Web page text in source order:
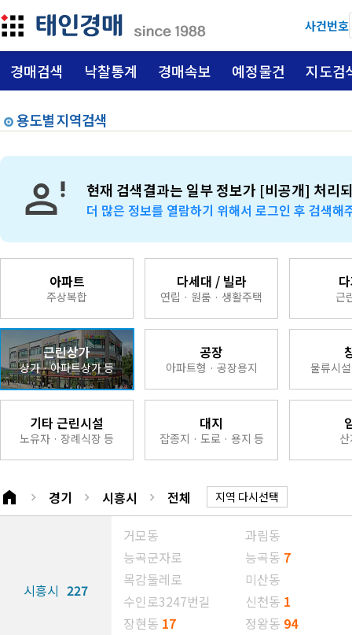
사건번호
경매검색 낙찰통계 경매속보 예정물건 지도검
용도별 지역검색
현재 검색결과는 일부 정보가 [비공개] 처리
더 많은 정보를 열람하기 위해서 로그인 후 검색해
아파트
주상복합
다세대 / 빌라
연립 · 원룸 · 생활주택 근
근린상가
상가 · 아파트상가 등
공장
아파트형 · 공장용지 물류시
기타 근린시설
노유자 · 장례식장 등
대지
잡종지 · 도로 · 용지 등
home keyboard_arrow_right 경기 keyboard_arrow_right 시흥시 keyboard_arrow_right 전체 지역 다시선택
시흥시 227
거모동
과림동
능곡군자로
능곡동 7
목감둘레로
미산동
수인로3247번길
신천동 1
장현동 17 정왕동 94